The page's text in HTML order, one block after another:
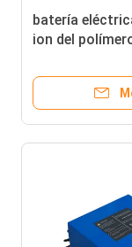
batería
ion del